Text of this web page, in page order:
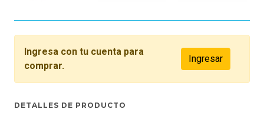
Ingresa con tu cuenta para
comprar.
Ingresar
DETALLES DE PRODUCTO